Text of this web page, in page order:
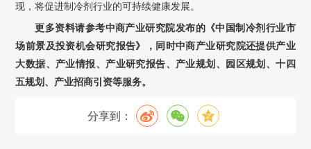
现，将促进制冷剂行业的可持续健康发展。
更多资料请参考中商产业研究院发布的《中国制冷剂行业市
场前景及投资机会研究报告》，同时中商产业研究院还提供产业
大数据、产业情报、产业研究报告、产业规划、园区规划、十四
五规划、产业招商引资等服务。
分享到：